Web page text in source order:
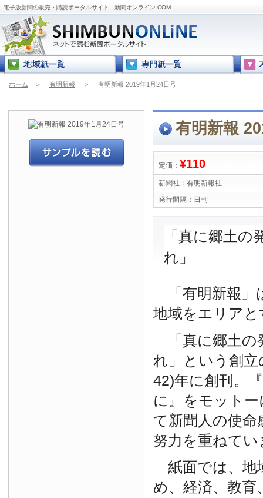
電子版新聞の販売・購読ポータルサイト - 新聞オンライン.COM
ホーム ＞ 有明新報 ＞ 有明新報 2019年1月24日号
有明新報
定価： ¥110
新聞社： 有明新報社
発行間隔： 日刊
「真に郷土の
れ」
「有明新報」
地域をエリア
「真に郷土の
れ」という創
42)年に創刊。
に』をモット
て新聞人の使命
努力を重ねてい
紙面では、地
め、経済、教育